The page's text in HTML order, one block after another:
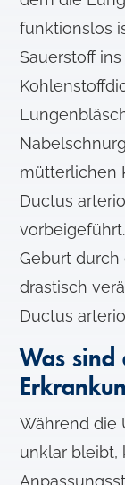
funktionslos
Sauerstoff
mütterlichen
Ductus
Geburt
drastisch
Ductus
Was sind
Während die
unklar bleibt,